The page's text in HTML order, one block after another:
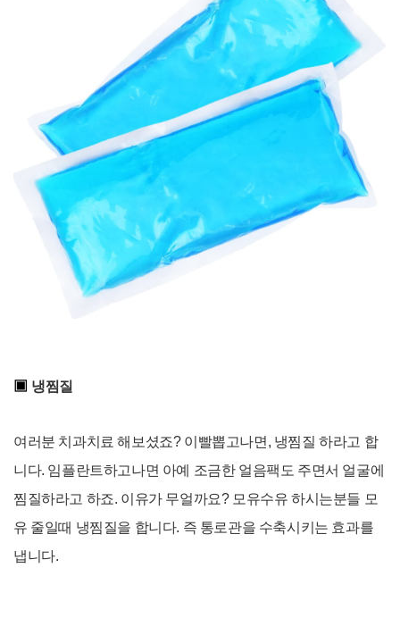
▣ 냉찜질
여러분 치과치료 해보셨죠? 이빨뽑고나면, 냉찜질 하라고 합
니다. 임플란트하고나면 아예 조금한 얼음팩도 주면서 얼굴에
찜질하라고 하죠. 이유가 무얼까요? 모유수유 하시는분들 모
유 줄일때 냉찜질을 합니다. 즉 통로관을 수축시키는 효과를
냅니다.